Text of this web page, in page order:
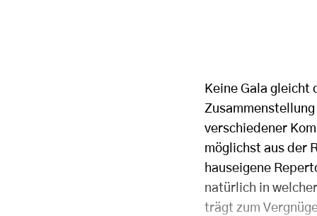
Keine Gala gleicht
verschiedener
möglichst aus der
hauseigene
natürlich in
trägt zum